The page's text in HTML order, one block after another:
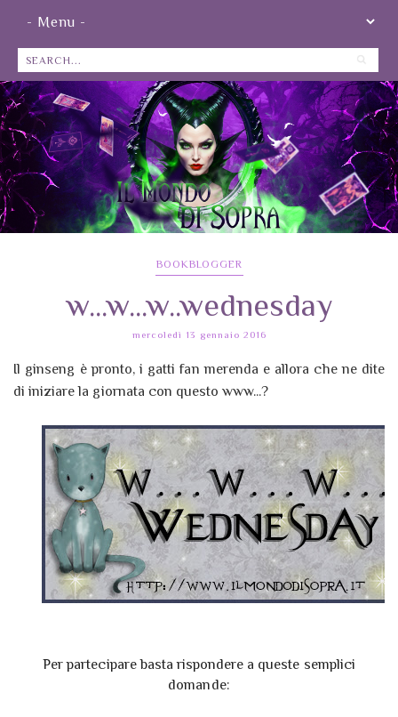
BOOKBLOGGER
w...w...w..wednesday
mercoledì 13 gennaio 2016
Il ginseng è pronto, i gatti fan merenda e allora che ne dite
di iniziare la giornata con questo www...?
Per partecipare basta rispondere a queste semplici
domande: